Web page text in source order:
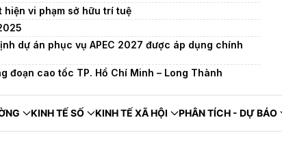
vi phạm sở hữu trí tuệ
dự án phục vụ APEC 2027 được áp dụng chính
đoạn cao tốc TP. Hồ Chí Minh – Long Thành
KINH TẾ SỐ KINH TẾ XÃ HỘI PHÂN TÍCH - DỰ BÁO